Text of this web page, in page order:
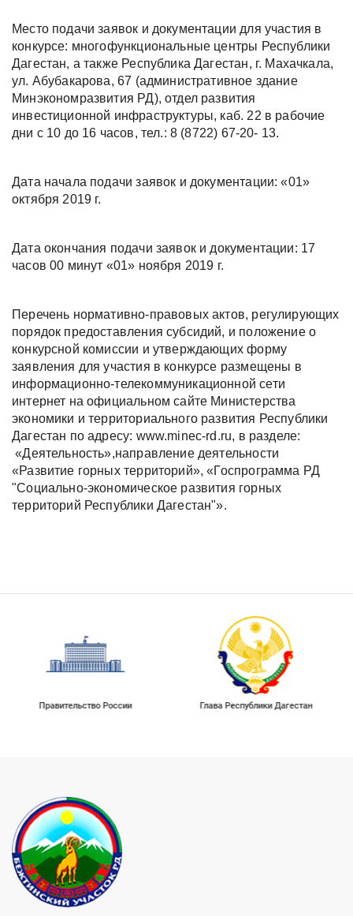
Место подачи заявок и документации для участия в
конкурсе: многофункциональные центры Республики
Дагестан, а также Республика Дагестан, г. Махачкала,
ул. Абубакарова, 67 (административное здание
Минэкономразвития РД), отдел развития
инвестиционной инфраструктуры, каб. 22 в рабочие
дни с 10 до 16 часов, тел.: 8 (8722) 67-20- 13.
Дата начала подачи заявок и документации: «01»
октября 2019 г.
Дата окончания подачи заявок и документации: 17
часов 00 минут «01» ноября 2019 г.
Перечень нормативно-правовых актов, регулирующих
порядок предоставления субсидий, и положение о
конкурсной комиссии и утверждающих форму
заявления для участия в конкурсе размещены в
информационно-телекоммуникационной сети
интернет на официальном сайте Министерства
экономики и территориального развития Республики
Дагестан по адресу: www.minec-rd.ru, в разделе:
«Деятельность»,направление деятельности
«Развитие горных территорий», «Госпрограмма РД
"Социально-экономическое развития горных
территорий Республики Дагестан"».
Правительство России Глава Республики Дагестан